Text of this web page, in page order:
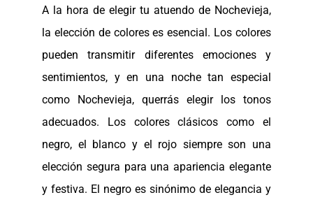
A la hora de elegir tu atuendo de Nochevieja,
la elección de colores es esencial. Los colores
pueden transmitir diferentes emociones y
sentimientos, y en una noche tan especial
como Nochevieja, querrás elegir los tonos
adecuados. Los colores clásicos como el
negro, el blanco y el rojo siempre son una
elección segura para una apariencia elegante
y festiva. El negro es sinónimo de elegancia y